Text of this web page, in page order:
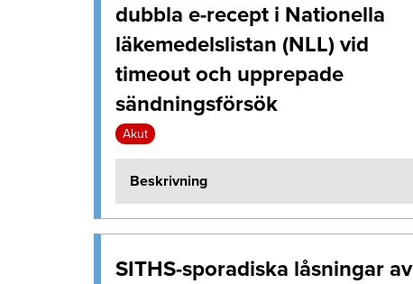
dubbla e-recept i Nationella
läkemedelslistan (NLL) vid
timeout och upprepade
sändningsförsök
Akut
Beskrivning
SITHS-sporadiska låsningar av